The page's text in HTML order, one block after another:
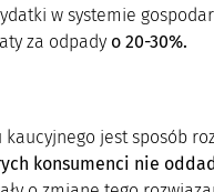
w systemie
za odpady o 20-30%.
jest sposób
konsumenci nie